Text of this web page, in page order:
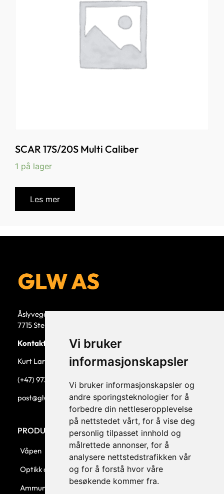
Vi bruker
informasjonskapsler
Vi bruker informasjonskapsler og
andre sporingsteknologier for å
forbedre din nettleseropplevelse
på nettstedet vårt, for å vise deg
personlig tilpasset innhold og
målrettede annonser, for å
analysere nettstedstrafikken vår
og for å forstå hvor våre
besøkende kommer fra.
SCAR 17S/20S Multi Caliber
1 på lager
Les mer
Åslyvegen 5b
7715 Steinkjer
Kontaktperson
Kurt Larsen, daglig leder.
(+47) 973 33 332
post@glw.no
PRODUKTKATEGORIER
Våpen
Optikk og montasjer
Ammunisjon